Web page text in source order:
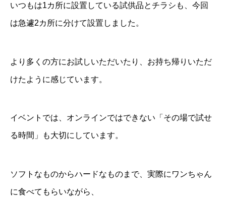
いつもは1カ所に設置している試供品とチラシも、今回
は急遽2カ所に分けて設置しました。
より多くの方にお試しいただいたり、お持ち帰りいただ
けたように感じています。
イベントでは、オンラインではできない「その場で試せ
る時間」も大切にしています。
ソフトなものからハードなものまで、実際にワンちゃん
に食べてもらいながら、